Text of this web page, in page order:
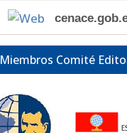
Miembros Comité